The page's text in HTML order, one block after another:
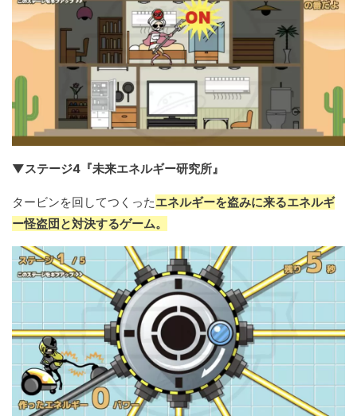
▼ステージ4『未来エネルギー研究所』
タービンを回してつくったエネルギーを盗みに来るエネルギ
ー怪盗団と対決するゲーム。